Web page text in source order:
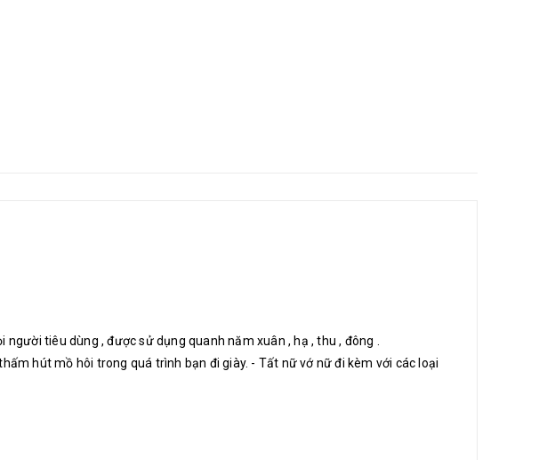
tiêu dùng , được sử dụng quanh năm xuân , hạ , thu , đông .
hút mồ hôi trong quá trình bạn đi giày. - Tất nữ vớ nữ đi kèm với các loại